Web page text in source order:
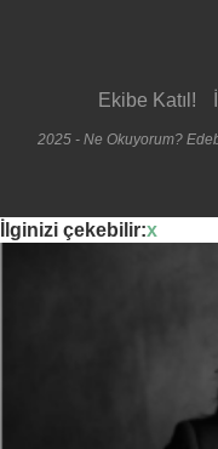
Ekibe Katıl!
2025 - Ne Okuyorum?
İlginizi çekebilir:x